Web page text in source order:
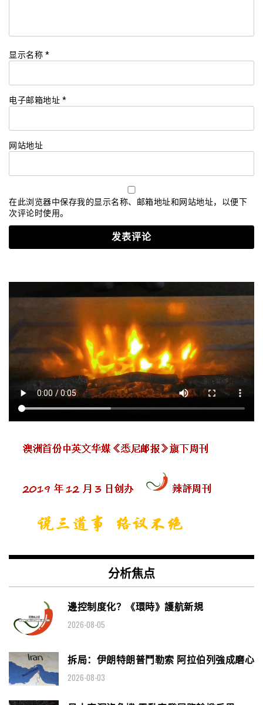
显示名称 *
电子邮箱地址 *
网站地址
在此浏览器中保存我的显示名称、邮箱地址和网站地址，以便下
次评论时使用。
分析焦点
邊控制度化？《環時》護航新規
2026-08-05
拆局：伊朗特朗普鬥勒索 阿拉伯列強成磨心
2026-08-03